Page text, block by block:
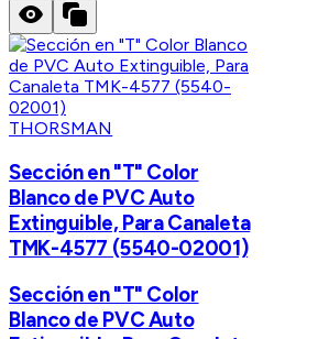
THORSMAN
Sección en "T" Color
Blanco de PVC Auto
Extinguible, Para Canaleta
TMK-4577 (5540-02001)
Sección en "T" Color
Blanco de PVC Auto